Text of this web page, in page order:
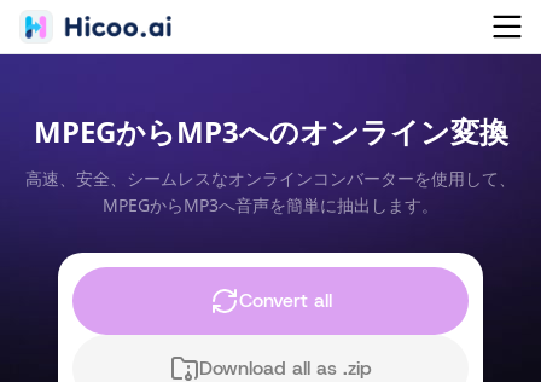
MPEGからMP3へのオンライン変換
高速、安全、シームレスなオンラインコンバーターを使用して、
MPEGからMP3へ音声を簡単に抽出します。